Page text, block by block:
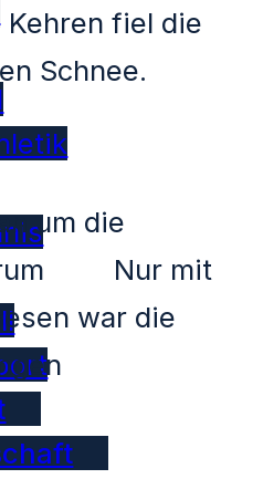
Kehren fiel die
Schnee.
um die
Nur mit
war die